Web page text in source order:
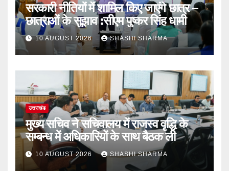
सरकारी नीतियों में शामिल किए जाएंगे छात्र –
छात्राओं के सुझाव :सीएम पुष्कर सिंह धामी
10 AUGUST 2026 SHASHI SHARMA
उत्तराखंड
मुख्य सचिव ने सचिवालय में राजस्व वृद्धि के
सम्बन्ध में अधिकारियों के साथ बैठक ली
10 AUGUST 2026 SHASHI SHARMA